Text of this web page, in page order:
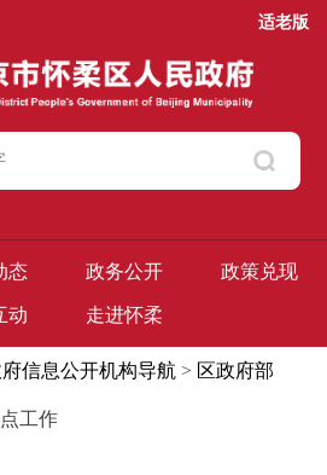
适老版
态 政务公开 政策兑现
动 走进怀柔
信息公开机构导航 > 区政府部
工作